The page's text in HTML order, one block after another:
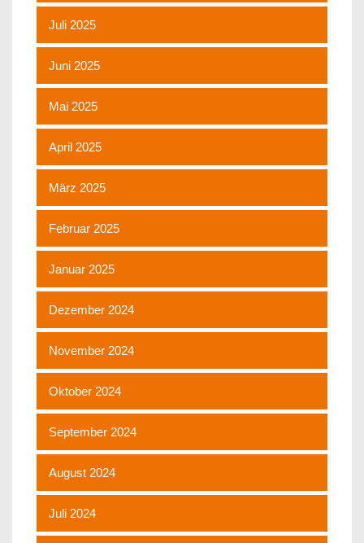
Juli 2025
Juni 2025
Mai 2025
April 2025
März 2025
Februar 2025
Januar 2025
Dezember 2024
November 2024
Oktober 2024
September 2024
August 2024
Juli 2024